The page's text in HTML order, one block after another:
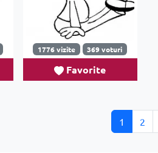
1776 vizite 369 voturi
Favorite
1 2